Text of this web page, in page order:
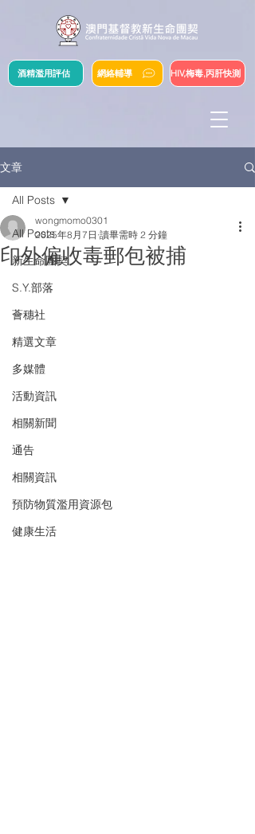
網絡輔導
酒精濫用評估 HIV,梅毒,丙肝快測
文章
All Posts
新生命團契
S.Y.部落
薈穗社
精選文章
多媒體
活動資訊
相關新聞
通告
相關資訊
預防物質濫用資源包
健康生活
All Posts
印外僱收毒郵包被捕
wongmomo0301
2025年8月7日 讀畢需時 2 分鐘